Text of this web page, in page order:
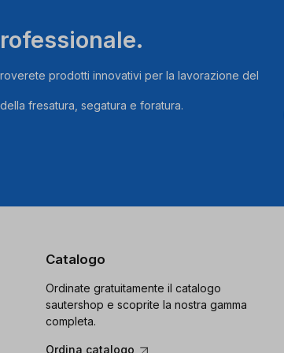
prodotti innovativi per la lavorazione del
fresatura, segatura e foratura.
Catalogo
Ordinate gratuitamente il catalogo
sautershop e scoprite la nostra gamma
completa.
Ordina catalogo